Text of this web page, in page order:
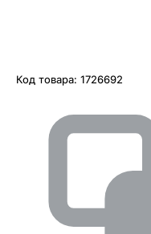
Код товара: 1726692